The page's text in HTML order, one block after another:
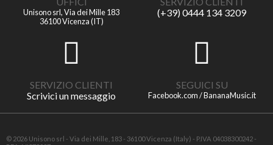
Unisono srl, Via dei Mille 183
36100 Vicenza (IT)
(+39) 0444 134 3209
SERVIZIO CLIENTI
Scrivici un messaggio
SEGUICI SU
Facebook.com / BananaMusic.it
© 2026 Unisono srl - Via dei Mille, 183 - 36100 Vicenza (Italy) - P.IVA 04038300242 -